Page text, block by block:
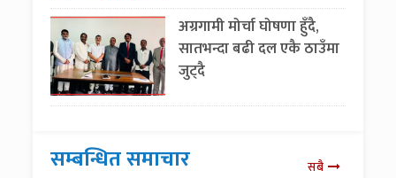
अग्रगामी मोर्चा घोषणा हुँदै,
सातभन्दा बढी दल एकै ठाउँमा
जुट्दै
सम्बन्धित समाचार सबै